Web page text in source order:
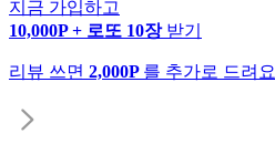
지금 가입하고
10,000P + 로또 10장 받기
리뷰 쓰면 2,000P 를 추가로 드려요